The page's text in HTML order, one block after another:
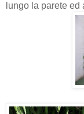
lungo la parete